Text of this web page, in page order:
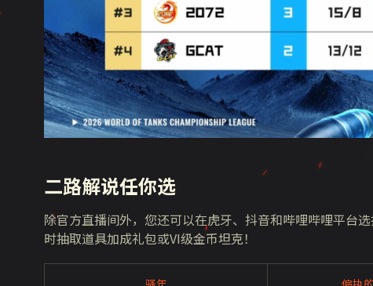
二路解说任你选
除官方直播间外，您还可以在虎牙、抖音和哔哩哔哩平台
时抽取道具加成礼包或VI级金币坦克！